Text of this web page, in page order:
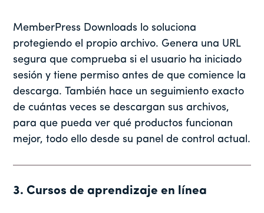
MemberPress Downloads lo soluciona
protegiendo el propio archivo. Genera una URL
segura que comprueba si el usuario ha iniciado
sesión y tiene permiso antes de que comience la
descarga. También hace un seguimiento exacto
de cuántas veces se descargan sus archivos,
para que pueda ver qué productos funcionan
mejor, todo ello desde su panel de control actual.
3. Cursos de aprendizaje en línea